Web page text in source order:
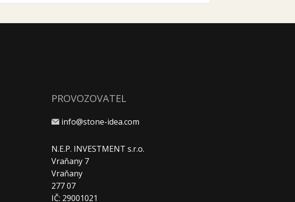
PROVOZOVATEL
info@stone-idea.com
N.E.P. INVESTMENT s.r.o.
Vraňany 7
Vraňany
277 07
IČ: 29001021